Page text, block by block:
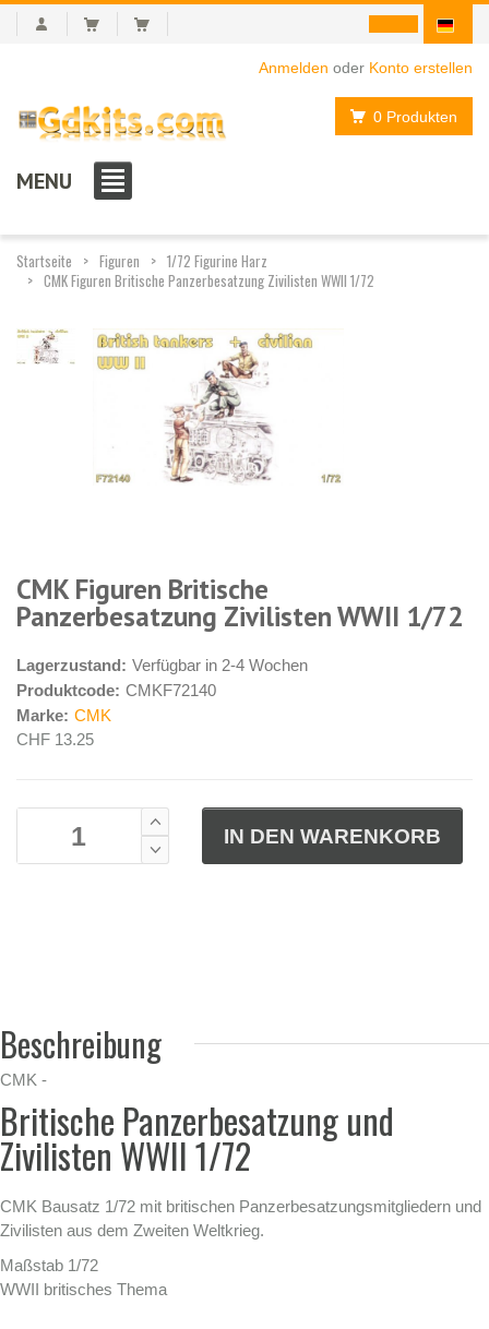
Anmelden oder Konto erstellen
0 Produkten
MENU
Startseite Figuren
1/72 Figurine Harz
CMK Figuren Britische Panzerbesatzung Zivilisten WWII 1/72
CMK Figuren Britische
Panzerbesatzung Zivilisten WWII 1/72
Lagerzustand: Verfügbar in 2-4 Wochen
Produktcode: CMKF72140
Marke: CMK
CHF 13.25
Beschreibung
CMK -
Britische Panzerbesatzung und
Zivilisten WWII 1/72
CMK Bausatz 1/72 mit britischen Panzerbesatzungsmitgliedern und
Zivilisten aus dem Zweiten Weltkrieg.
Maßstab 1/72
WWII britisches Thema